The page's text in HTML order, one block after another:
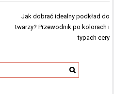
Jak dobrać idealny podkład do
twarzy? Przewodnik po kolorach i
typach cery